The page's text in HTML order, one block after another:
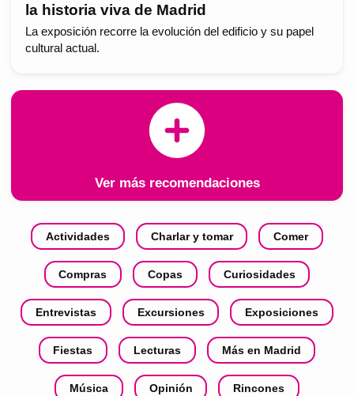
la historia viva de Madrid
La exposición recorre la evolución del edificio y su papel
cultural actual.
Ver más recomendaciones
Actividades Charlar y tomar Comer
Compras Copas Curiosidades
Entrevistas Excursiones Exposiciones
Fiestas Lecturas Más en Madrid
Música Opinión Rincones